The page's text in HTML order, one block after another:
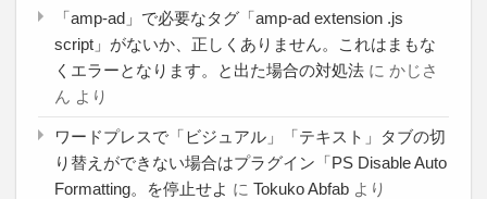
「amp-ad」で必要なタグ「amp-ad extension .js
script」がないか、正しくありません。これはまもな
くエラーとなります。と出た場合の対処法 に かじさ
ん より
ワードプレスで「ビジュアル」「テキスト」タブの切
り替えができない場合はプラグイン「PS Disable Auto
Formatting。を停止せよ に Tokuko Abfab より